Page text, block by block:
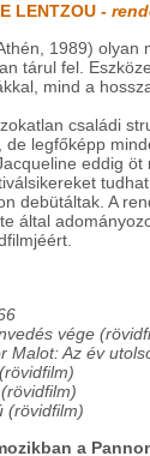
LENTZOU -
1989) olyan
tárul fel.
mind a
családi
de legfőképp
eddig
debütáltak. A
által
vége
Malot: Az év
(rövidfilm)
a